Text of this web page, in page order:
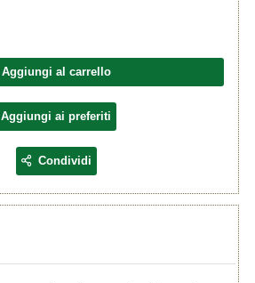
Aggiungi al carrello
Aggiungi ai preferiti
Condividi